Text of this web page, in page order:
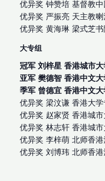
优异奖 钟赞培 基督教
优异奖 严振亮 天主教
优异奖 黄海琳 梁式芝书
大专组
冠军 刘梓星 香港城市
亚军 樊德智 香港中文
季军 曾德宜 香港中文
优异奖 梁汶谦 香港大
优异奖 赵家贤 香港城市
优异奖 林志轩 香港城市
优异奖 李梓萌 北师香
优异奖 刘博玮 北师香